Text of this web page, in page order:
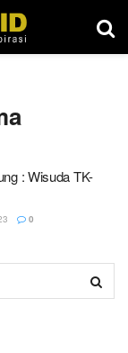
: Wisuda TK-
0